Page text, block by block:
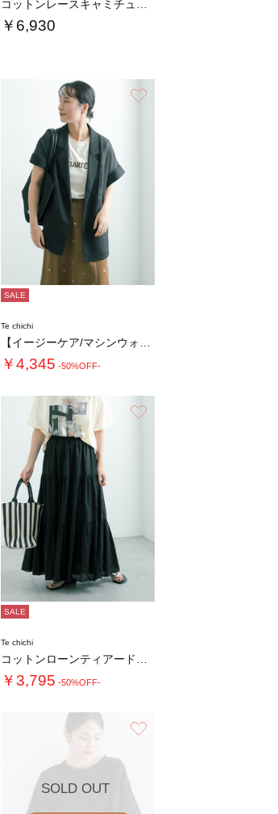
￥6,930
SALE
Te chichi
￥4,345 -50%OFF-
SALE
Te chichi
￥3,795 -50%OFF-
SOLD OUT